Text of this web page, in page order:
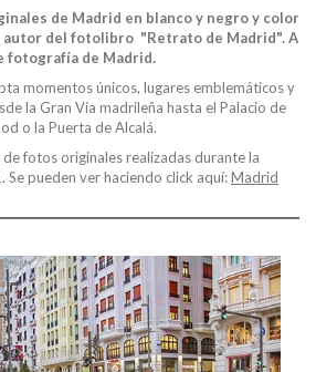
de Madrid en blanco y negro y color
autor del fotolibro "Retrato de Madrid". A
fotografía de Madrid.
momentos únicos, lugares emblemáticos y
la Gran Vía madrileña hasta el Palacio de
o la Puerta de Alcalá.
fotos originales realizadas durante la
pueden ver haciendo click aquí:Madrid